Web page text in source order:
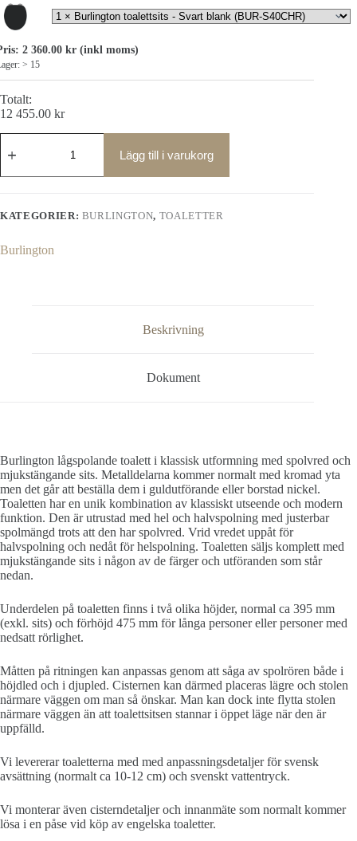
2 360.00 kr (inkl moms)
> 15
Totalt:
12 455.00 kr
lågspolande
smal
Lägg till i varukorg
KATEGORIER: BURLINGTON, TOALETTER
Burlington
Beskrivning
Dokument
Burlington lågspolande toalett i klassisk utformning med spolvred och
mjukstängande sits. Metalldelarna kommer normalt med kromad yta
men det går att beställa dem i guldutförande eller borstad nickel.
Toaletten har en unik kombination av klassiskt utseende och modern
funktion. Den är utrustad med hel och halvspolning med justerbar
spolmängd trots att den har spolvred. Vrid vredet uppåt för
halvspolning och nedåt för helspolning. Toaletten säljs komplett med
mjukstängande sits i någon av de färger och utföranden som står
nedan.
Underdelen på toaletten finns i två olika höjder, normal ca 395 mm
(exkl. sits) och förhöjd 475 mm för långa personer eller personer med
nedsatt rörlighet.
Måtten på ritningen kan anpassas genom att såga av spolrören både i
höjdled och i djupled. Cisternen kan därmed placeras lägre och stolen
närmare väggen om man så önskar. Man kan dock inte flytta stolen
närmare väggen än att toalettsitsen stannar i öppet läge när den är
uppfälld.
Vi levererar toaletterna med med anpassningsdetaljer för svensk
avsättning (normalt ca 10-12 cm) och svenskt vattentryck.
Vi monterar även cisterndetaljer och innanmäte som normalt kommer
lösa i en påse vid köp av engelska toaletter.